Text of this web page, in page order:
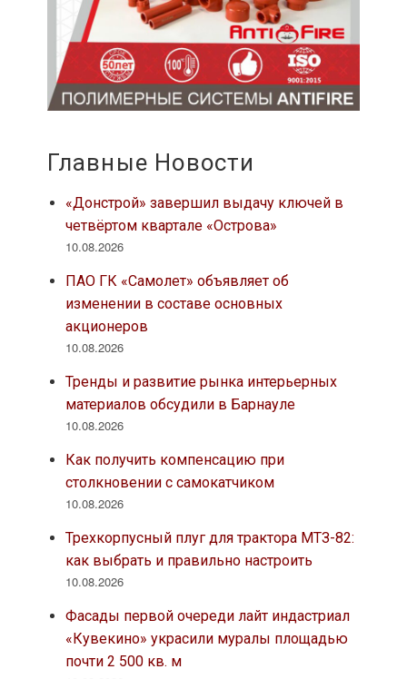
Главные Новости
«Донстрой» завершил выдачу ключей в
четвёртом квартале «Острова»
10.08.2026
ПАО ГК «Самолет» объявляет об
изменении в составе основных
акционеров
10.08.2026
Тренды и развитие рынка интерьерных
материалов обсудили в Барнауле
10.08.2026
Как получить компенсацию при
столкновении с самокатчиком
10.08.2026
Трехкорпусный плуг для трактора МТЗ-82:
как выбрать и правильно настроить
10.08.2026
Фасады первой очереди лайт индастриал
«Кувекино» украсили муралы площадью
почти 2 500 кв. м